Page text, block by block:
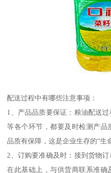
配送过程中有哪些注意事项：
1、产品品质要保证：粮油配送
等各个环节，都要及时检测产品
品质有保障，这是企业生存的“生
2、订购要准确及时：接到货物
在此基础上，与供货商联系准确